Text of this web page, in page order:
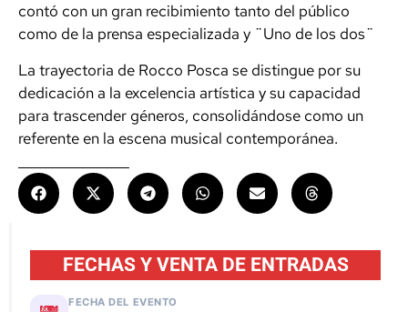
contó con un gran recibimiento tanto del público
como de la prensa especializada y ¨Uno de los dos¨
La trayectoria de Rocco Posca se distingue por su
dedicación a la excelencia artística y su capacidad
para trascender géneros, consolidándose como un
referente en la escena musical contemporánea.
FECHAS Y VENTA DE ENTRADAS
FECHA DEL EVENTO